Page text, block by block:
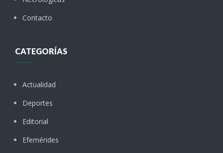
Contacto
CATEGORÍAS
Actualidad
Deportes
Editorial
Efemérides